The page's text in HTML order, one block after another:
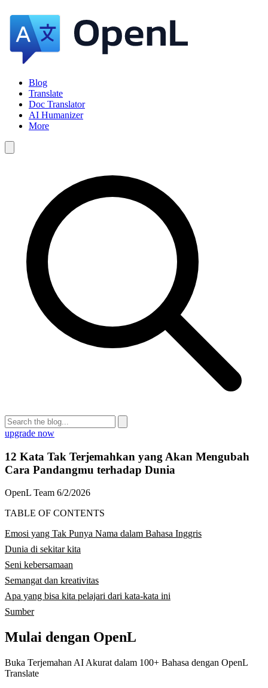
Blog
Translate
Doc Translator
AI Humanizer
More
upgrade now
12 Kata Tak Terjemahkan yang Akan Mengubah
Cara Pandangmu terhadap Dunia
OpenL Team 6/2/2026
TABLE OF CONTENTS
Emosi yang Tak Punya Nama dalam Bahasa Inggris
Dunia di sekitar kita
Seni kebersamaan
Semangat dan kreativitas
Apa yang bisa kita pelajari dari kata-kata ini
Sumber
Mulai dengan OpenL
Buka Terjemahan AI Akurat dalam 100+ Bahasa dengan OpenL
Translate